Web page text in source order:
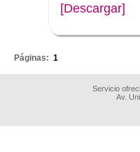
[Descargar]
Páginas: 1
Servicio
Av.